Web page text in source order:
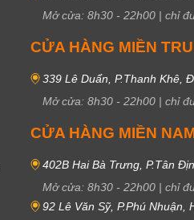
Mở cửa: 8h30 - 22h00 | chỉ
CỬA HÀNG MIỀN
339 Lê Duẩn, P.Thanh Khê,
Mở cửa: 8h30 - 22h00 | chỉ
CỬA HÀNG MIỀN
402B Hai Bà Trưng, P.Tân
Mở cửa: 8h30 - 22h00 | chỉ
92 Lê Văn Sỹ, P.Phú Nhuận,